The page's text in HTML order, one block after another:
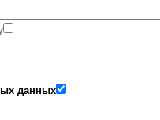
данных